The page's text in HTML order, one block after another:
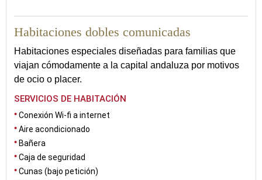
Habitaciones dobles comunicadas
Habitaciones especiales diseñadas para familias que
viajan cómodamente a la capital andaluza por motivos
de ocio o placer.
SERVICIOS DE HABITACIÓN
Conexión Wi-fi a internet
Aire acondicionado
Bañera
Caja de seguridad
Cunas (bajo petición)